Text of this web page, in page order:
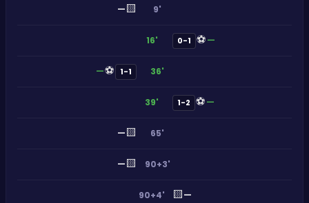
—🟨 9'
16' 0-1 ⚽—
—⚽ 1-1 36'
39' 1-2 ⚽—
—🟨 65'
—🟨 90+3'
90+4' 🟨—